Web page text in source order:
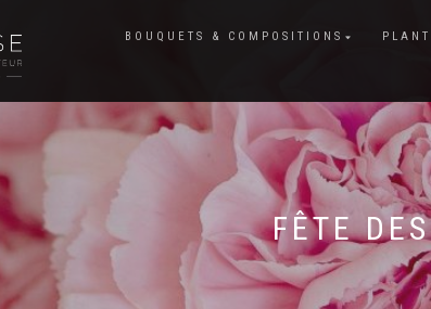
BOUQUETS & COMPOSITIONS
FÊTE